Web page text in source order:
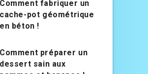
Comment fabriquer un
cache-pot géométrique
en béton !
Comment préparer un
dessert sain aux